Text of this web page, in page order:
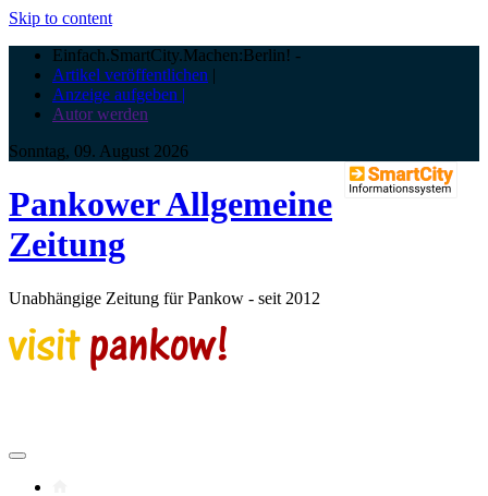
Skip to content
Einfach.SmartCity.Machen:Berlin! -
Artikel veröffentlichen |
Anzeige aufgeben |
Autor werden
Sonntag, 09. August 2026
Pankower Allgemeine
Zeitung
Unabhängige Zeitung für Pankow - seit 2012